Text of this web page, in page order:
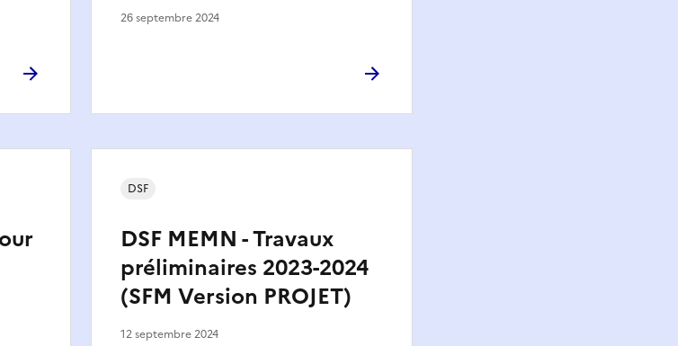
26 septembre 2024
DSF MEMN - Travaux
préliminaires 2023-2024
(SFM Version PROJET)
DSF
12 septembre 2024